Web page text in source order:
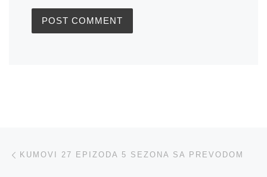
Post navigation
KUMOVI 27 EPIZODA 5 SEZONA SA PREVODOM